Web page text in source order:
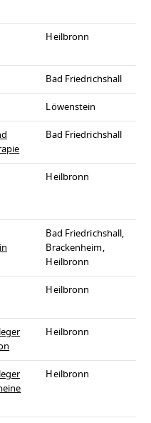
Heilbronn
Bad Friedrichshall
Löwenstein
Bad Friedrichshall
Heilbronn
Bad Friedrichshall,
Brackenheim,
Heilbronn
Heilbronn
Heilbronn
Heilbronn